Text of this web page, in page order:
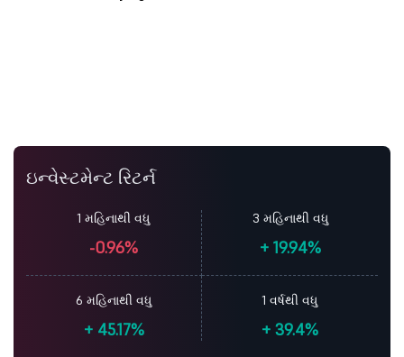
ઇન્વેસ્ટમેન્ટ રિટર્ન
1 મહિનાથી વધુ
-0.96%
3 મહિનાથી વધુ
+19.94%
6 મહિનાથી વધુ
+45.17%
1 વર્ષથી વધુ
+ 39.4%